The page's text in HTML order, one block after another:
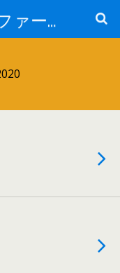
スタイル・オブ・ファー・イースト